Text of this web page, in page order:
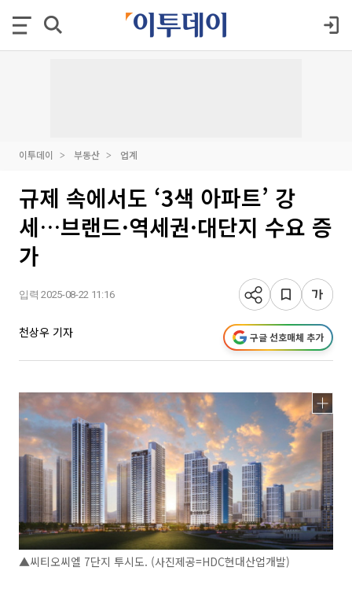
이투데이 부동산 업계
규제 속에서도 ‘3색 아파트’ 강
세…브랜드·역세권·대단지 수요 증
가
입력 2025-08-22 11:16
천상우 기자 구글 선호매체 추가
▲씨티오씨엘 7단지 투시도. (사진제공=HDC현대산업개발)